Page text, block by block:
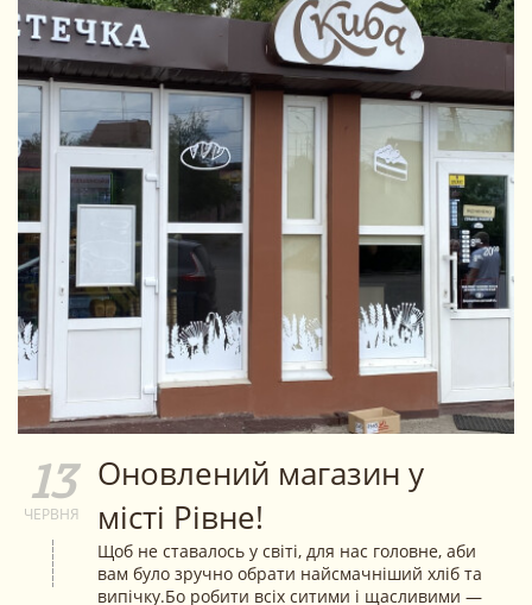
13
ЧЕРВНЯ
Оновлений магазин у
місті Рівне!
Щоб не ставалось у світі, для нас головне, аби
вам було зручно обрати найсмачніший хліб та
випічку.Бо робити всіх ситими і щасливими —